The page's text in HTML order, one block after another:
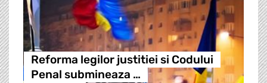
Reforma legilor justitiei si Codului
Penal submineaza …